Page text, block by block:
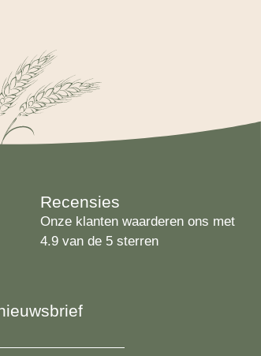
Recensies
Onze klanten waarderen ons met
4.9 van de 5 sterren